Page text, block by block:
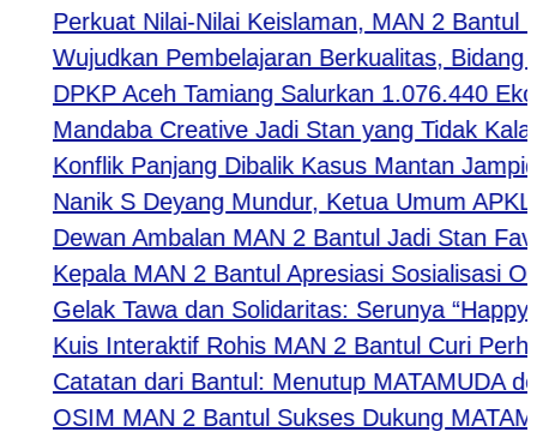
Perkuat Nilai-Nilai Keislaman, MAN 2 Bantul
Wujudkan Pembelajaran Berkualitas, Bidang
DPKP Aceh Tamiang Salurkan 1.076.440 Ekor
Mandaba Creative Jadi Stan yang Tidak Kalah
Konflik Panjang Dibalik Kasus Mantan
Nanik S Deyang Mundur, Ketua Umum APKLI-
Dewan Ambalan MAN 2 Bantul Jadi Stan
Kepala MAN 2 Bantul Apresiasi Sosialisasi
Gelak Tawa dan Solidaritas: Serunya “Happy
Kuis Interaktif Rohis MAN 2 Bantul Curi
Catatan dari Bantul: Menutup MATAMUDA
OSIM MAN 2 Bantul Sukses Dukung